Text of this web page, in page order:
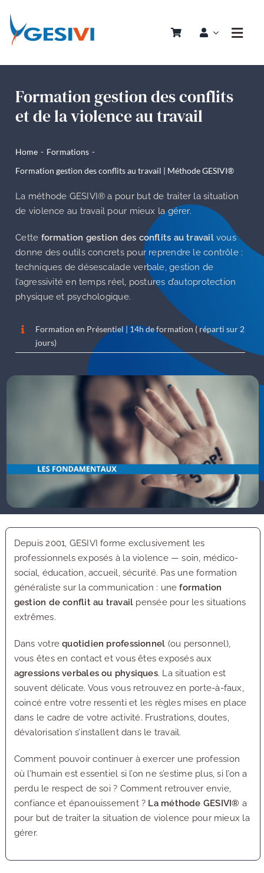
contenu
Qui sommes nous ?
Nos Prestations
Articles
Boutique
Contact
Formation gestion des conflits
et de la violence au travail
Home
Formations
Formation gestion des conflits au travail | Méthode GESIVI®
La méthode GESIVI® a pour but de traiter la situation
de violence au travail pour mieux la gérer.
Cette formation gestion des conflits au travailvous
donne des outils concrets pour reprendre le contrôle :
techniques de désescalade verbale, gestion de
l’agressivité en temps réel, postures d’autoprotection
physique et psychologique.
Formation en Présentiel | 14h de formation ( réparti sur 2
jours)
Depuis 2001, GESIVI forme exclusivement les
professionnels exposés à la violence — soin, médico-
social, éducation, accueil, sécurité. Pas une formation
généraliste sur la communication : uneformation
gestion de conflit au travail pensée pour les situations
extrêmes.
Dans votrequotidien professionnel (ou personnel),
vous êtes en contact et vous êtes exposés aux
agressions verbales ou physiques. La situation est
souvent délicate. Vous vous retrouvez en porte-à-faux,
coincé entre votre ressenti et les règles mises en place
dans le cadre de votre activité. Frustrations, doutes,
dévalorisation s’installent dans le travail.
Comment pouvoir continuer à exercer une profession
où l’humain est essentiel si l’on ne s’estime plus, si l’on a
perdu le respect de soi ? Comment retrouver envie,
confiance et épanouissement ? La méthode GESIVI® a
pour but de traiter la situation de violence pour mieux la
gérer.